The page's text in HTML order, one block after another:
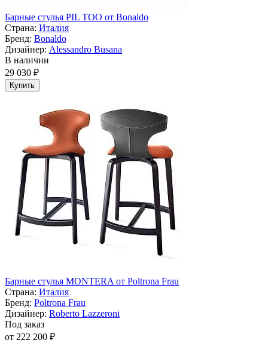
Барные стулья PIL TOO от Bonaldo
Страна: Италия
Бренд: Bonaldo
Дизайнер: Alessandro Busana
В наличии
29 030 ₽
Купить
Барные стулья MONTERA от Poltrona Frau
Страна: Италия
Бренд: Poltrona Frau
Дизайнер: Roberto Lazzeroni
Под заказ
от 222 200 ₽